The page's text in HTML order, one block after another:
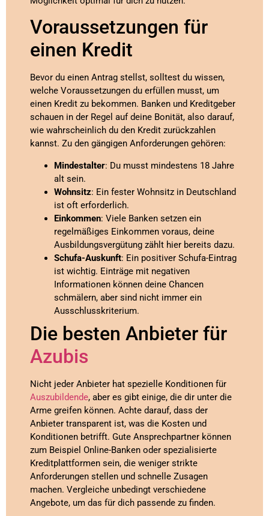
Voraussetzungen für
einen Kredit
Bevor du einen Antrag stellst, solltest du wissen,
welche Voraussetzungen du erfüllen musst, um
einen Kredit zu bekommen. Banken und Kreditgeber
schauen in der Regel auf deine Bonität, also darauf,
wie wahrscheinlich du den Kredit zurückzahlen
kannst. Zu den gängigen Anforderungen gehören:
Mindestalter: Du musst mindestens 18 Jahre
alt sein.
Wohnsitz: Ein fester Wohnsitz in Deutschland
ist oft erforderlich.
Einkommen: Viele Banken setzen ein
regelmäßiges Einkommen voraus, deine
Ausbildungsvergütung zählt hier bereits dazu.
Schufa-Auskunft: Ein positiver Schufa-Eintrag
ist wichtig. Einträge mit negativen
Informationen können deine Chancen
schmälern, aber sind nicht immer ein
Ausschlusskriterium.
Die besten Anbieter für
Azubis
Nicht jeder Anbieter hat spezielle Konditionen für
Auszubildende, aber es gibt einige, die dir unter die
Arme greifen können. Achte darauf, dass der
Anbieter transparent ist, was die Kosten und
Konditionen betrifft. Gute Ansprechpartner können
zum Beispiel Online-Banken oder spezialisierte
Kreditplattformen sein, die weniger strikte
Anforderungen stellen und schnelle Zusagen
machen. Vergleiche unbedingt verschiedene
Angebote, um das für dich passende zu finden.